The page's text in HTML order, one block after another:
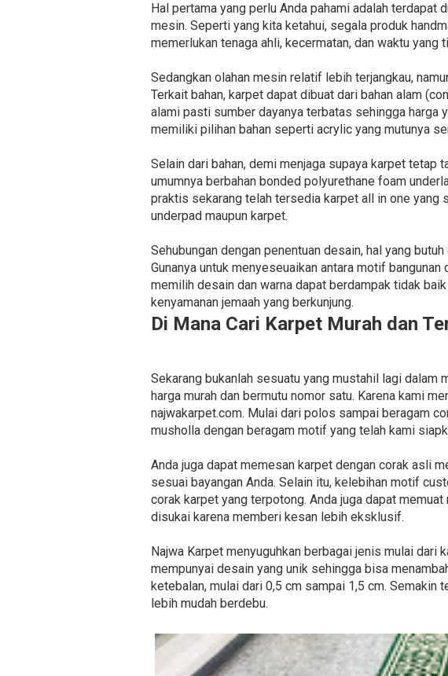
Hal pertama yang perlu Anda pahami adalah
mesin. Seperti yang kita ketahui, segala produk
memerlukan tenaga ahli, kecermatan, dan waktu yang
Sedangkan olahan mesin relatif lebih terjangkau,
Terkait bahan, karpet dapat dibuat dari bahan alam
alami pasti sumber dayanya terbatas sehingga harga
memiliki pilihan bahan seperti acrylic yang mutunya
Selain dari bahan, demi menjaga supaya karpet tetap
umumnya berbahan bonded polyurethane foam
praktis sekarang telah tersedia karpet all in one yang
underpad maupun karpet.
Sehubungan dengan penentuan desain, hal yang
Gunanya untuk menyeseuaikan antara motif
memilih desain dan warna dapat berdampak tidak
kenyamanan jemaah yang berkunjung.
Di Mana Cari Karpet Murah dan
Sekarang bukanlah sesuatu yang mustahil lagi
harga murah dan bermutu nomor satu. Karena kami
najwakarpet.com. Mulai dari polos sampai beragam
musholla dengan beragam motif yang telah kami
Anda juga dapat memesan karpet dengan corak asli
sesuai bayangan Anda. Selain itu, kelebihan motif
corak karpet yang terpotong. Anda juga dapat
disukai karena memberi kesan lebih eksklusif.
Najwa Karpet menyuguhkan berbagai jenis mulai dari
mempunyai desain yang unik sehingga bisa
ketebalan, mulai dari 0,5 cm sampai 1,5 cm.
lebih mudah berdebu.